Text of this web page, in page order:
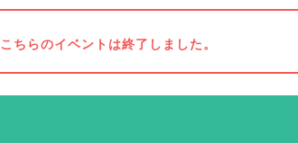
こちらのイベントは終了しました。